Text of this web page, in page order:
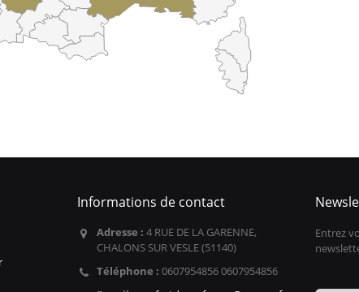
Informations de contact
Adresse : 4 RUE DE LA GARENNE,
CHALONS SUR VESLE (51140)
Téléphone : 0607954856 0607954856
Entrez